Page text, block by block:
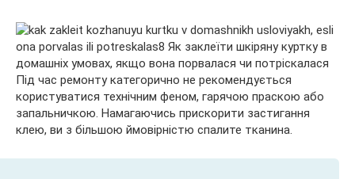
Під час ремонту категорично не рекомендується
користуватися технічним феном, гарячою праскою або
запальничкою. Намагаючись прискорити застигання
клею, ви з більшою ймовірністю спалите тканина.